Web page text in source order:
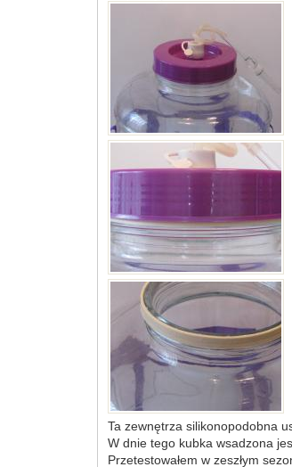
Ta zewnętrza silikonopodobna
W dnie tego kubka wsadzona
Przetestowałem w zeszłym